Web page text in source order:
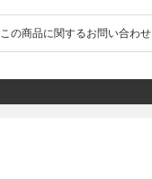
この商品に関するお問い合わせ